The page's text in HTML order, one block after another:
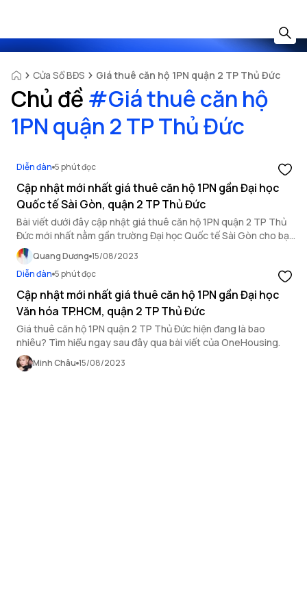
Cửa Sổ BĐS Giá thuê căn hộ 1PN quận 2 TP Thủ Đức
Chủ đề #Giá thuê căn hộ
1PN quận 2 TP Thủ Đức
Diễn đàn 5 phút đọc
Cập nhật mới nhất giá thuê căn hộ 1PN gần Đại học
Quốc tế Sài Gòn, quận 2 TP Thủ Đức
Bài viết dưới đây cập nhật giá thuê căn hộ 1PN quận 2 TP Thủ
Đức mới nhất nằm gần trường Đại học Quốc tế Sài Gòn cho bạn
đọc tham khảo.
Quang Dương 15/08/2023
Diễn đàn 5 phút đọc
Cập nhật mới nhất giá thuê căn hộ 1PN gần Đại học
Văn hóa TP.HCM, quận 2 TP Thủ Đức
Giá thuê căn hộ 1PN quận 2 TP Thủ Đức hiện đang là bao
nhiêu? Tìm hiểu ngay sau đây qua bài viết của OneHousing.
Minh Châu 15/08/2023